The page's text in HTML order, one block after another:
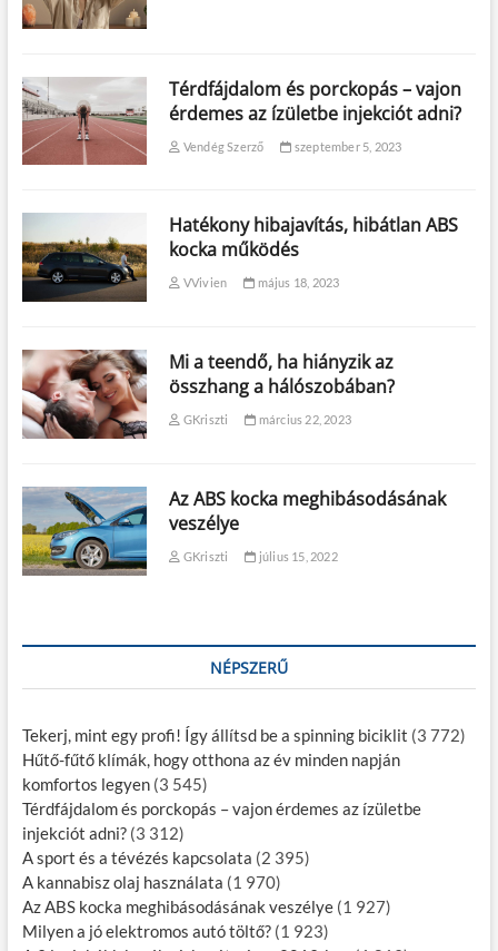
Térdfájdalom és porckopás – vajon
érdemes az ízületbe injekciót adni?
Vendég Szerző szeptember 5, 2023
Hatékony hibajavítás, hibátlan ABS
kocka működés
VVivien május 18, 2023
Mi a teendő, ha hiányzik az
összhang a hálószobában?
GKriszti március 22, 2023
Az ABS kocka meghibásodásának
veszélye
GKriszti július 15, 2022
NÉPSZERŰ
Tekerj, mint egy profi! Így állítsd be a spinning biciklit (3 772)
Hűtő-fűtő klímák, hogy otthona az év minden napján
komfortos legyen (3 545)
Térdfájdalom és porckopás – vajon érdemes az ízületbe
injekciót adni? (3 312)
A sport és a tévézés kapcsolata (2 395)
A kannabisz olaj használata (1 970)
Az ABS kocka meghibásodásának veszélye (1 927)
Milyen a jó elektromos autó töltő? (1 923)